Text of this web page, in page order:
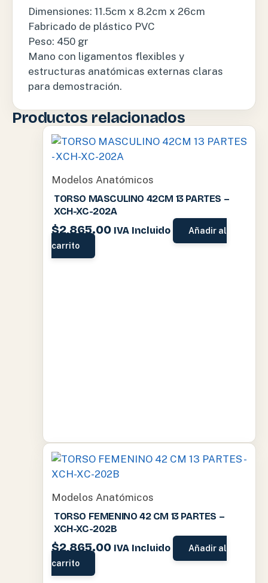
Dimensiones: 11.5cm x 8.2cm x 26cm
Fabricado de plástico PVC
Peso: 450 gr
Mano con ligamentos flexibles y
estructuras anatómicas externas claras
para demostración.
Productos relacionados
Modelos Anatómicos
TORSO MASCULINO 42CM 13 PARTES –
XCH-XC-202A
$2,865.00 IVA Incluido
Añadir al
carrito
Modelos Anatómicos
TORSO FEMENINO 42 CM 13 PARTES –
XCH-XC-202B
$2,865.00 IVA Incluido
Añadir al
carrito